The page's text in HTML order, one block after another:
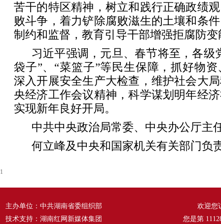
苦干的特区精神，树立和践行正确政绩
败斗争，着力铲除腐败滋生的土壤和条
制约和监督，教育引导干部增强拒腐防变
习近平强调，元旦、春节将至，各级
袋子”、“菜篮子”等民生保障，抓好物
深入开展安全生产大检查，维护社会大
央经济工作会议精神，科学谋划明年经
实现新年良好开局。
中共中央政治局常委、中央办公厅主
何立峰及中央和国家机关有关部门负
1
主办单位：中共湖南省委组织部
技术支持：湖南红网新媒体集团
欢迎您
您是第